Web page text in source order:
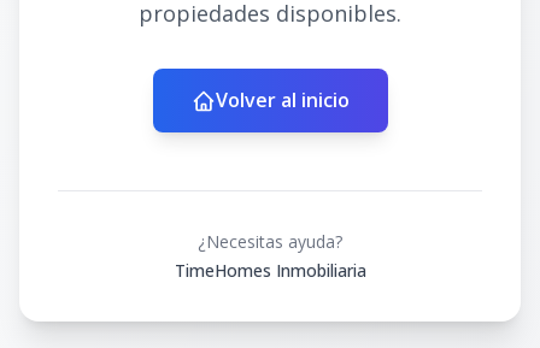
propiedades disponibles.
Volver al inicio
¿Necesitas ayuda?
TimeHomes Inmobiliaria